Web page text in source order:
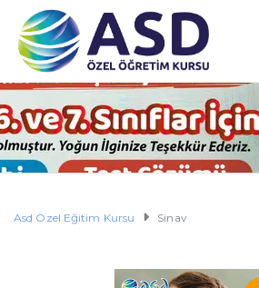
Asd Özel Eğitim Kursu Sinav